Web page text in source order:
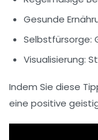
Gesunde
Selbstfürsorge:
Visualisierung:
Indem Sie diese
eine positive